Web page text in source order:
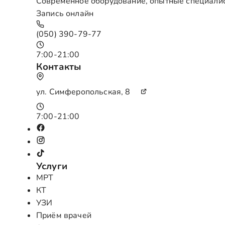
Запись онлайн
(050) 390-79-77
7:00-21:00
Контакты
ул. Симферопольская, 8
7:00-21:00
Услуги
МРТ
КТ
УЗИ
Приём врачей